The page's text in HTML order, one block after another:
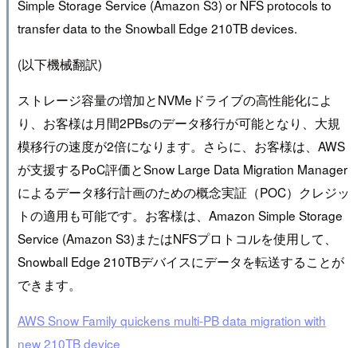
Simple Storage Service (Amazon S3) or NFS protocols to
transfer data to the Snowball Edge 210TB devices.
(以下機械翻訳)
ストレージ容量の増加とNVMeドライブの高性能化によ
り、お客様は月間2PBsのデータ移行が可能となり、大規
模移行の速度が2倍になります。さらに、お客様は、AWS
が支援するPoC評価とSnow Large Data Migration Manager
によるデータ移行計画のための概念実証（POC）クレジッ
トの適用も可能です。お客様は、Amazon Simple Storage
Service (Amazon S3)またはNFSプロトコルを使用して、
Snowball Edge 210TBデバイスにデータを転送することが
できます。
AWS Snow Family quickens multi-PB data migration with
new 210TB device